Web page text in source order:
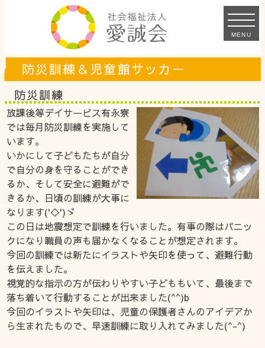
MENU
防災訓練＆児童館サッカー
防災訓練
放課後等デイサービス有永寮
では毎月防災訓練を実施して
います。
いかにして子どもたちが自分
で自分の身を守ることができ
るか、そして安全に避難がで
きるか、日頃の訓練が大事に
なります('◇')ゞ
この日は地震想定で訓練を行いました。有事の際はパニッ
クになり職員の声も届かなくなることが想定されます。
今回の訓練では新たにイラストや矢印を使って、避難行動
を伝えました。
視覚的な指示の方が伝わりやすい子どももいて、最後まで
落ち着いて行動することが出来ました(^^)b
今回のイラストや矢印は、児童の保護者さんのアイデアか
ら生まれたもので、早速訓練に取り入れてみました(^-^)